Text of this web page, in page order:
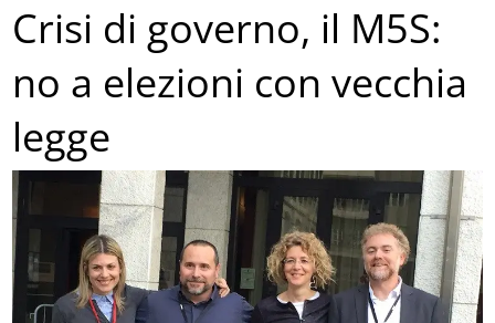
Crisi di governo, il M5S:
no a elezioni con vecchia
legge